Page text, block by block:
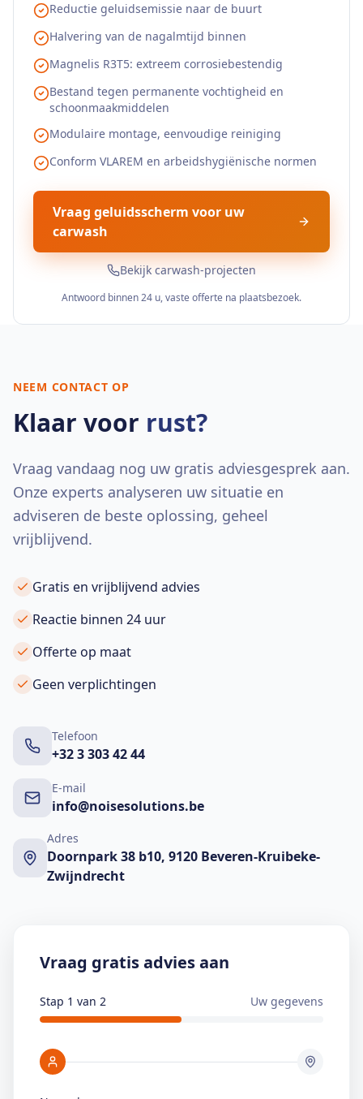
Reductie geluidsemissie naar de buurt
Halvering van de nagalmtijd binnen
Magnelis R3T5: extreem corrosiebestendig
Bestand tegen permanente vochtigheid en
schoonmaakmiddelen
Modulaire montage, eenvoudige reiniging
Conform VLAREM en arbeidshygiënische normen
Vraag geluidsscherm voor uw
carwash
Bekijk carwash-projecten
Antwoord binnen 24 u, vaste offerte na plaatsbezoek.
NEEM CONTACT OP
Klaar voor rust?
Vraag vandaag nog uw gratis adviesgesprek aan.
Onze experts analyseren uw situatie en
adviseren de beste oplossing, geheel
vrijblijvend.
Gratis en vrijblijvend advies
Reactie binnen 24 uur
Offerte op maat
Geen verplichtingen
Telefoon
+32 3 303 42 44
E-mail
info@noisesolutions.be
Adres
Doornpark 38 b10, 9120 Beveren-Kruibeke-
Zwijndrecht
Vraag gratis advies aan
Stap 1 van 2 Uw gegevens